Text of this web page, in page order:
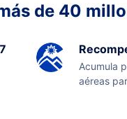
de 40
Acumula
aéreas